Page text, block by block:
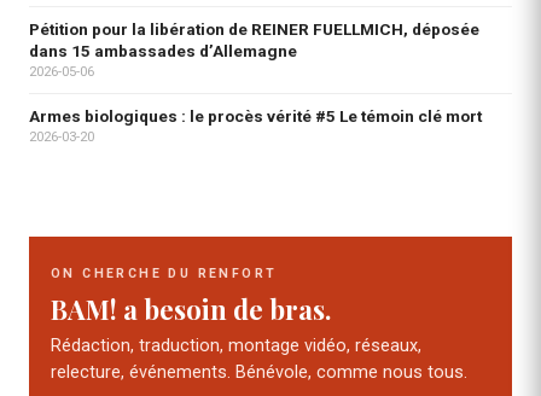
Pétition pour la libération de REINER FUELLMICH, déposée
dans 15 ambassades d’Allemagne
2026-05-06
Armes biologiques : le procès vérité #5 Le témoin clé mort
2026-03-20
ON CHERCHE DU RENFORT
BAM! a besoin de bras.
Rédaction, traduction, montage vidéo, réseaux,
relecture, événements. Bénévole, comme nous tous.